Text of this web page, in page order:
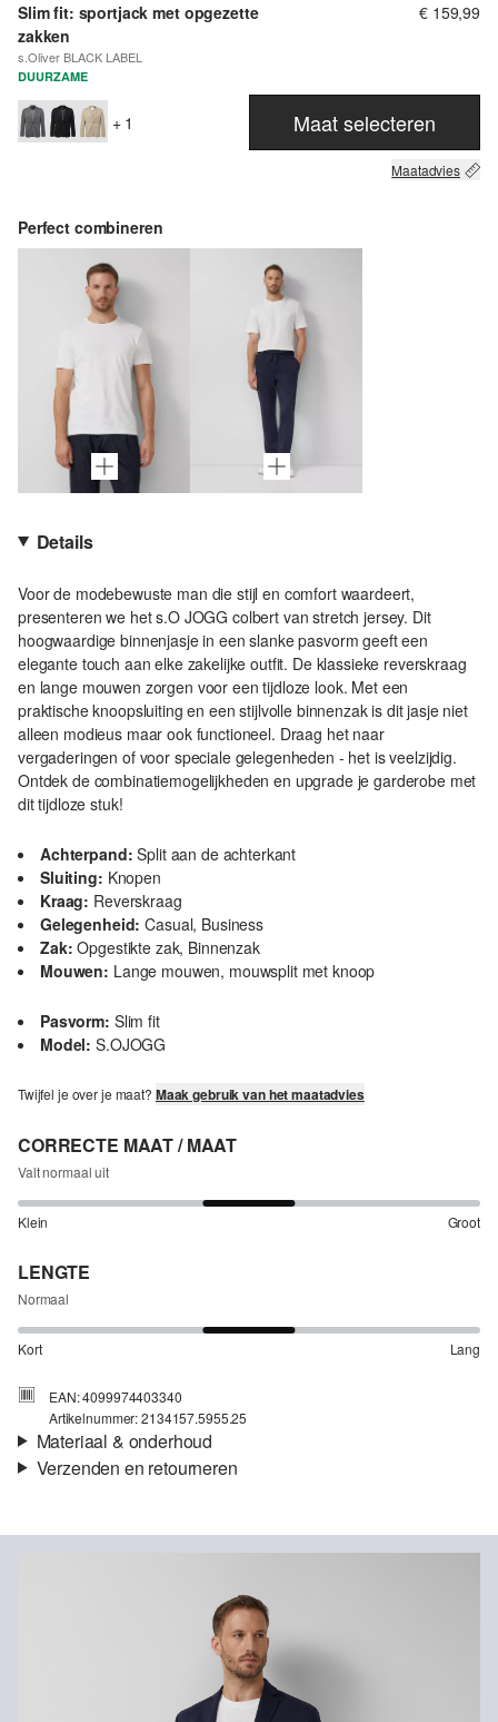
Slim fit: sportjack met opgezette
zakken
s.Oliver BLACK LABEL
€ 159,99
DUURZAME
+ 1 Maat selecteren
Maatadvies
Perfect combineren
Details
Voor de modebewuste man die stijl en comfort waardeert,
presenteren we het s.O JOGG colbert van stretch jersey. Dit
hoogwaardige binnenjasje in een slanke pasvorm geeft een
elegante touch aan elke zakelijke outfit. De klassieke reverskraag
en lange mouwen zorgen voor een tijdloze look. Met een
praktische knoopsluiting en een stijlvolle binnenzak is dit jasje niet
alleen modieus maar ook functioneel. Draag het naar
vergaderingen of voor speciale gelegenheden - het is veelzijdig.
Ontdek de combinatiemogelijkheden en upgrade je garderobe met
dit tijdloze stuk!
Achterpand: Split aan de achterkant
Sluiting: Knopen
Kraag: Reverskraag
Gelegenheid: Casual, Business
Zak: Opgestikte zak, Binnenzak
Mouwen: Lange mouwen, mouwsplit met knoop
Pasvorm: Slim fit
Model: S.OJOGG
Twijfel je over je maat? Maak gebruik van het maatadvies
CORRECTE MAAT / MAAT
Valt normaal uit
Klein Groot
LENGTE
Normaal
Kort Lang
EAN: 4099974403340
Artikelnummer: 2134157.5955.25
Materiaal & onderhoud
Voering: Deels gevoerd
Verzenden en retourneren
Je bestelling wordt binnen 3-5 werkdagen verzonden door bpost.
Je kunt je artikelen binnen 14 dagen gratis aan ons retourneren.
Als je onze s.Oliver Card hebt, kun je artikelen zelfs binnen 30